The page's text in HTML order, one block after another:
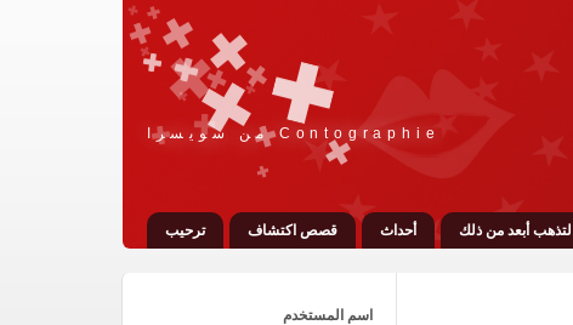
Contographie من سويسرا
ترحيب قصص اكتشاف أحداث لتذهب أبعد من ذلك
اسم المستخدم